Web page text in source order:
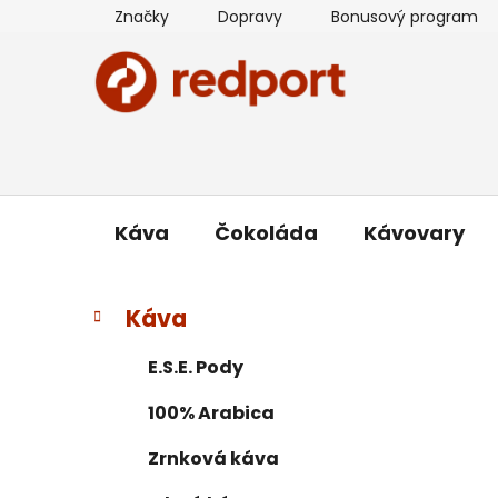
Značky Dopravy Bonusový program
Káva Čokoláda Kávovary
B
o
Preskočiť
kategórie
K
a Káva
E.S.E. Pody
100% Arabica
Zrnková káva